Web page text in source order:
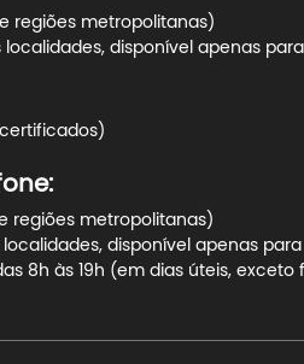
regiões metropolitanas)
disponível apenas
regiões metropolitanas)
disponível apenas
8h às 19h (em dias úteis, exceto